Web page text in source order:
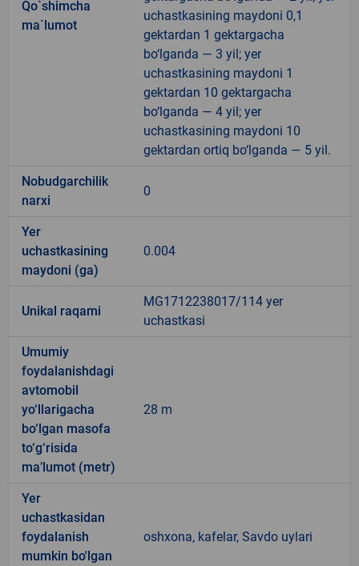
Qo`shimcha
ma`lumot
uchastkasining maydoni 0,1
gektardan 1 gektargacha
bo‘lganda — 3 yil; yer
uchastkasining maydoni 1
gektardan 10 gektargacha
bo‘lganda — 4 yil; yer
uchastkasining maydoni 10
gektardan ortiq bo‘lganda — 5 yil.
Nobudgarchilik
narxi
0
Yer
uchastkasining
maydoni (ga)
0.004
Unikal raqami
MG1712238017/114 yer
uchastkasi
Umumiy
foydalanishdagi
avtomobil
yo‘llarigacha
bo‘lgan masofa
to‘g‘risida
ma’lumot (metr)
28 m
Yer
uchastkasidan
foydalanish
mumkin bo'lgan
oshxona, kafelar, Savdo uylari